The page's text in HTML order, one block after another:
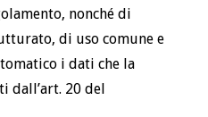
nonché di
di uso comune e
i dati che la
dall’art. 20 del